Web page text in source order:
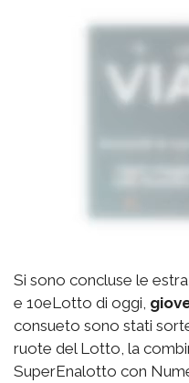
Si sono concluse le
e 10eLotto di oggi,
consueto sono stati
ruote del Lotto, la
SuperEnalotto con